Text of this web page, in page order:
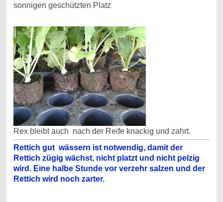
sonnigen geschützten Platz
Rex bleibt auch nach der Reife knackig und zahrt.
Rettich gut wässern ist notwendig, damit der
Rettich zügig wächst, nicht platzt und nicht pelzig
wird. Eine halbe Stunde vor verzehr salzen und der
Rettich wird noch zarter.